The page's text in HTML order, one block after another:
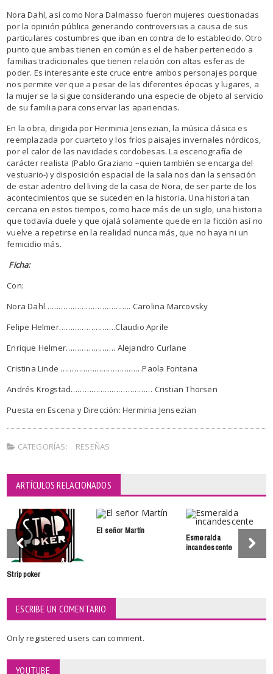
Nora Dahl, así como Nora Dalmasso fueron mujeres cuestionadas
por la opinión pública generando controversias a causa de sus
particulares costumbres que iban en contra de lo establecido. Otro
punto que ambas tienen en común es el de haber pertenecido a
familias tradicionales que tienen relación con altas esferas de
poder. Es interesante este cruce entre ambos personajes porque
nos permite ver que a pesar de las diferentes épocas y lugares, a
la mujer se la sigue considerando una especie de objeto al servicio
de su familia para conservar las apariencias.
En la obra, dirigida por Herminia Jensezian, la música clásica es
reemplazada por cuarteto y los fríos paisajes invernales nórdicos,
por el calor de las navidades cordobesas. La escenografía de
carácter realista (Pablo Graziano –quien también se encarga del
vestuario-) y disposición espacial de la sala nos dan la sensación
de estar adentro del living de la casa de Nora, de ser parte de los
acontecimientos que se suceden en la historia. Una historia tan
cercana en estos tiempos, como hace más de un siglo, una historia
que todavía duele y que ojalá solamente quede en la ficción así no
vuelve a repetirse en la realidad nunca más, que no haya ni un
femicidio más.
Ficha:
Con:
Nora Dahl……………………………….. Carolina Marcovsky
Felipe Helmer…………………….Claudio Aprile
Enrique Helmer…………………. Alejandro Curlane
Cristina Linde ………………………………Paola Fontana
Andrés Krogstad……………………………… Cristian Thorsen
Puesta en Escena y Dirección: Herminia Jensezian
CATEGORÍAS: RESEÑAS
ARTÍCULOS RELACIONADOS
Strip poker
El señor Martín
Esmeralda
incandescente
ESCRIBE UN COMENTARIO
Onlyregisteredusers can comment.
YOUTUBE